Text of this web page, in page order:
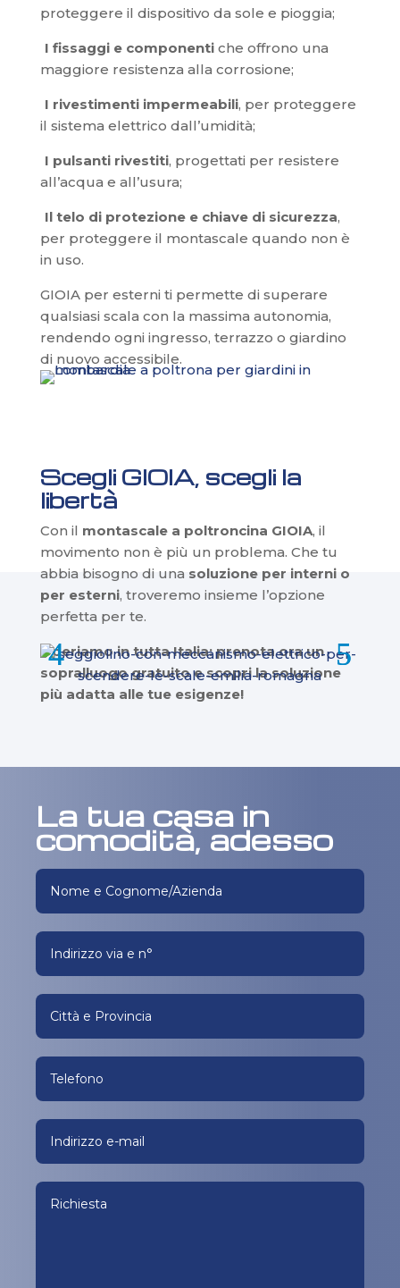
proteggere il dispositivo da sole e pioggia;
I fissaggi e componentiche offrono una
maggiore resistenza alla corrosione;
I rivestimenti impermeabili, per proteggere
il sistema elettrico dall’umidità;
I pulsanti rivestiti, progettati per resistere
all’acqua e all’usura;
Il telo di protezione e chiave di sicurezza,
per proteggere il montascale quando non è
in uso.
GIOIA per esterni ti permette di superare
qualsiasi scala con la massima autonomia,
rendendo ogni ingresso, terrazzo o giardino
di nuovo accessibile.
Scegli GIOIA, scegli la
libertà
Con il montascale a poltroncina GIOIA, il
movimento non è più un problema. Che tu
abbia bisogno di una soluzione per interni o
per esterni, troveremo insieme l’opzione
perfetta per te.
Operiamo in tutta Italia: prenota ora un
sopralluogo gratuito e scopri la soluzione
più adatta alle tue esigenze!
La tua casa in
comodità, adesso